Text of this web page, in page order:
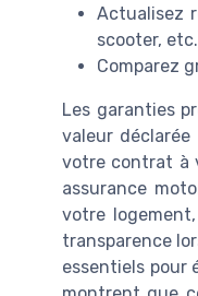
Actualisez
scooter,
Comparez
Les garanties
valeur
votre contrat à
assurance
votre
transparence
essentiels pour